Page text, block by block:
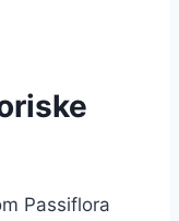
Passiflora